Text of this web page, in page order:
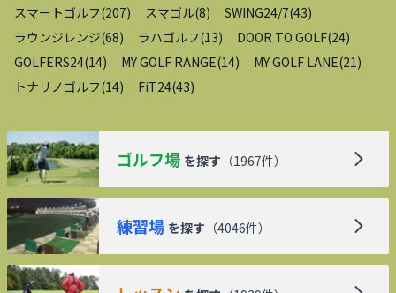
スマートゴルフ(207) スマゴル(8) SWING24/7(43)
ラウンジレンジ(68) ラハゴルフ(13) DOOR TO GOLF(24)
GOLFERS24(14) MY GOLF RANGE(14) MY GOLF LANE(21 )
トナリノゴルフ(14) FiT24(43)
ゴルフ場 を探す （1967件）
練習場 を探す （4046件）